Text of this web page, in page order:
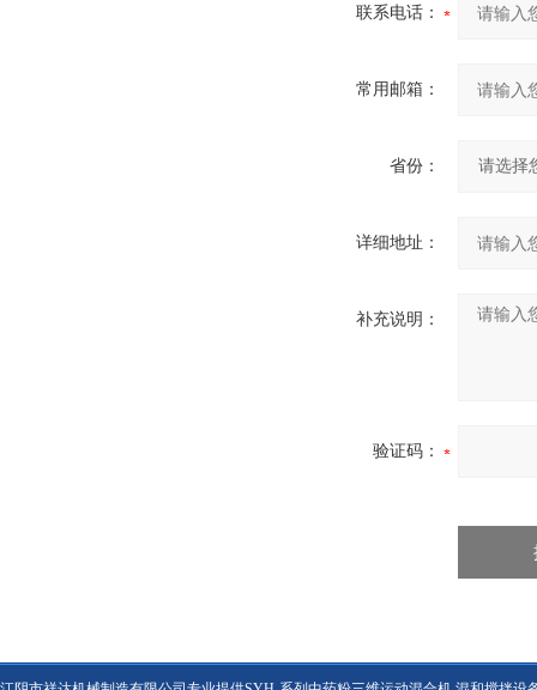
联系电话：
常用邮箱：
省份：
详细地址：
补充说明：
验证码：